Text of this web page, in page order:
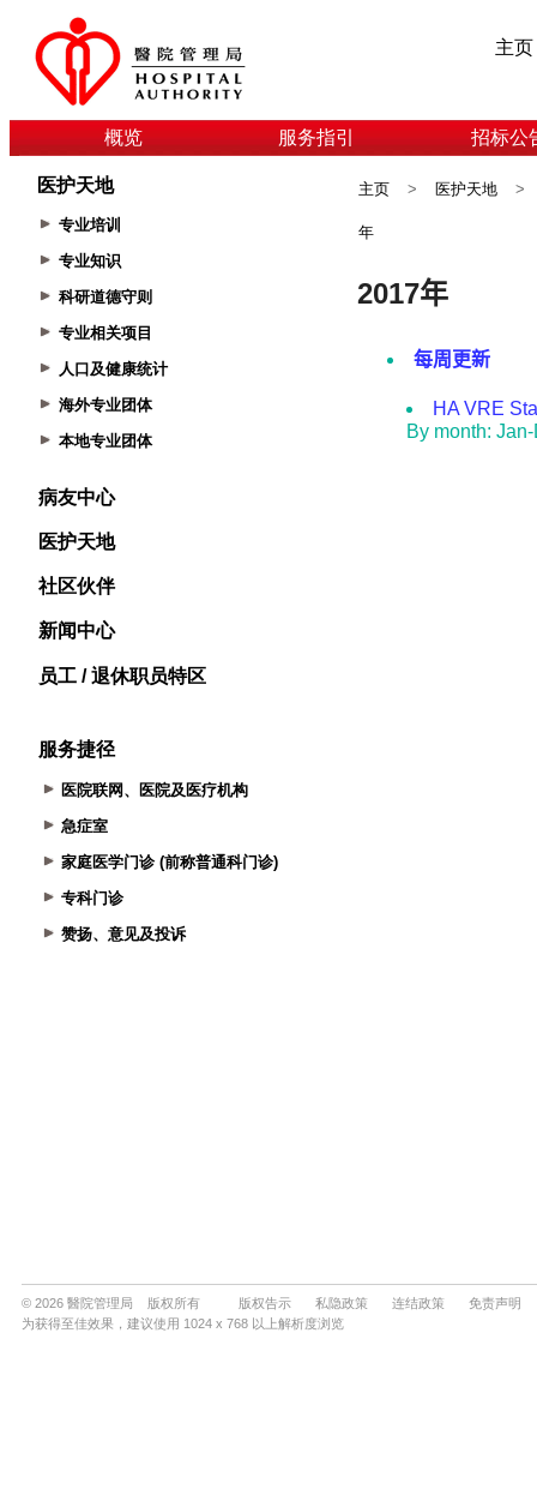
主页
概览 服务指引 招标公
医护天地
专业培训
专业知识
科研道德守则
专业相关项目
人口及健康统计
海外专业团体
本地专业团体
病友中心
医护天地
社区伙伴
新闻中心
员工 / 退休职员特区
服务捷径
医院联网、医院及医疗机构
急症室
家庭医学门诊 (前称普通科门诊)
专科门诊
赞扬、意见及投诉
主页 > 医护天地 >
年
© 2026 醫院管理局 版权所有 版权告示 私隐政策 连结政策
免责声明
为获得至佳效果，建议使用 1024 x 768 以上解析度浏览